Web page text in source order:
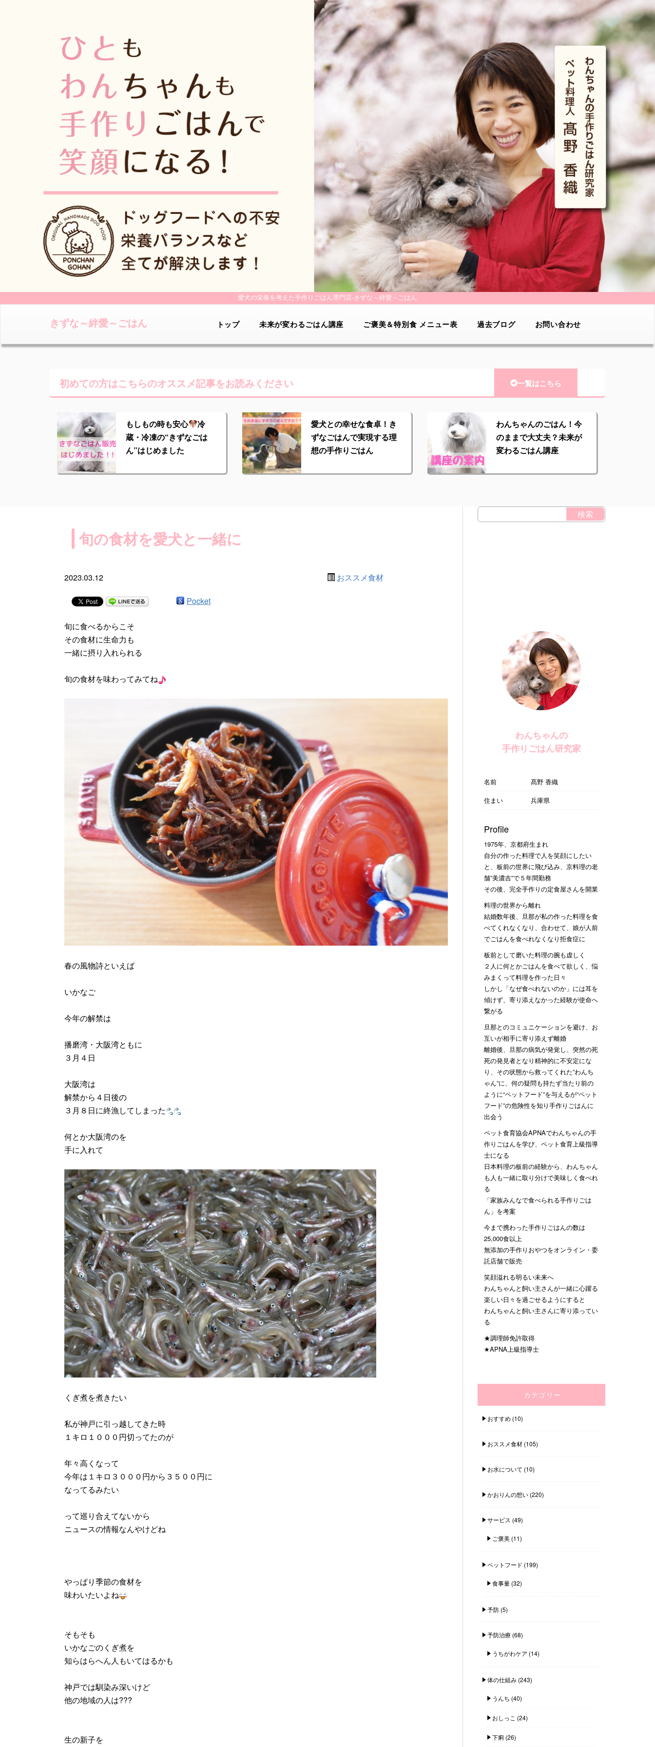
愛犬の栄養を考えた手作りごはん専門店-きずな～絆愛～ごはん
きずな～絆愛～ごはん トップ 未来が変わるごはん講座 ご褒美＆特別食 メニュー表 過去ブログ お問い合わせ
初めての方はこちらのオススメ記事をお読みください 一覧はこちら
もしもの時も安心
冷
蔵・冷凍の“きずなごは
ん”はじめました
愛犬との幸せな食卓！き
ずなごはんで実現する理
想の手作りごはん
わんちゃんのごはん！今
のままで大丈夫？未来が
変わるごはん講座
旬の食材を愛犬と一緒に
2023.03.12 おススメ食材
Pocket
旬に食べるからこそ
その食材に生命力も
一緒に摂り入れられる
旬の食材を味わってみてね
春の風物詩といえば
いかなご
今年の解禁は
播磨湾・大阪湾ともに
３月４日
大阪湾は
解禁から４日後の
３月８日に終漁してしまった
何とか大阪湾のを
手に入れて
くぎ煮を煮きたい
私が神戸に引っ越してきた時
１キロ１０００円切ってたのが
年々高くなって
今年は１キロ３０００円から３５００円に
なってるみたい
って巡り合えてないから
ニュースの情報なんやけどね
やっぱり季節の食材を
味わいたいよね
そもそも
いかなごのくぎ煮を
知らはらへん人もいてはるかも
神戸では馴染み深いけど
他の地域の人は???
生の新子を
わんちゃんの
手作りごはん研究家
名前
髙野 香織
住まい
兵庫県
Profile
1975年、京都府生まれ
自分の作った料理で人を笑顔にしたい
と、板前の世界に飛び込み、京料理の老
舗”美濃吉”で５年間勤務
その後、完全手作りの定食屋さんを開業
料理の世界から離れ
結婚数年後、旦那が私の作った料理を食
べてくれなくなり、合わせて、娘が人前
でごはんを食べれなくなり拒食症に
板前として磨いた料理の腕も虚しく
２人に何とかごはんを食べて欲しく、悩
みまくって料理を作った日々
しかし「なぜ食べれないのか」には耳を
傾けず、寄り添えなかった経験が使命へ
繋がる
旦那とのコミュニケーションを避け、お
互いが相手に寄り添えず離婚
離婚後、旦那の病気が発覚し、突然の死
死の発見者となり精神的に不安定にな
り、その状態から救ってくれた”わんち
ゃん”に、何の疑問も持たず当たり前の
ように“ペットフード”を与えるが“ペット
フード”の危険性を知り手作りごはんに
出会う
ペット食育協会APNAでわんちゃんの手
作りごはんを学び、ペット食育上級指導
士になる
日本料理の板前の経験から、わんちゃん
も人も一緒に取り分けで美味しく食べれ
る
「家族みんなで食べられる手作りごは
ん」を考案
今まで携わった手作りごはんの数は
25,000食以上
無添加の手作りおやつをオンライン・委
託店舗で販売
笑顔溢れる明るい未来へ
わんちゃんと飼い主さんが一緒に心躍る
楽しい日々を過ごせるようにすると
わんちゃんと飼い主さんに寄り添ってい
る
★調理師免許取得
★APNA上級指導士
カテゴリー
おすすめ (10)
おススメ食材(105)
お水について (10)
かおりんの想い(220)
サービス (49)
ご褒美(11)
ペットフード (199)
食事量(32)
予防(5)
予防治療(68)
うちがわケア (14)
体の仕組み(243)
うんち (40)
おしっこ (24)
下痢 (26)